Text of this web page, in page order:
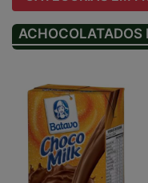
ACHOCOLATADOS